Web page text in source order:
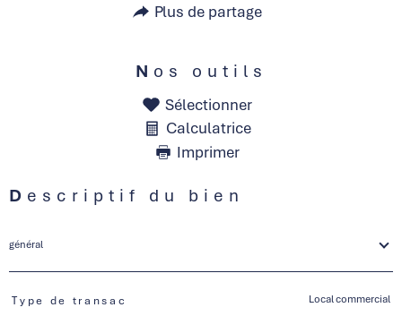
Plus de partage
Nos outils
Sélectionner
Calculatrice
Imprimer
Descriptif du bien
général
TRAD_PAMPERO_Caracteristique
Type de transac Local commercial